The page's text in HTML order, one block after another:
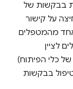
בבקשות של
על קישור
אחד מהמטפלים
לציין
כלי הפיתוח)
בבקשות